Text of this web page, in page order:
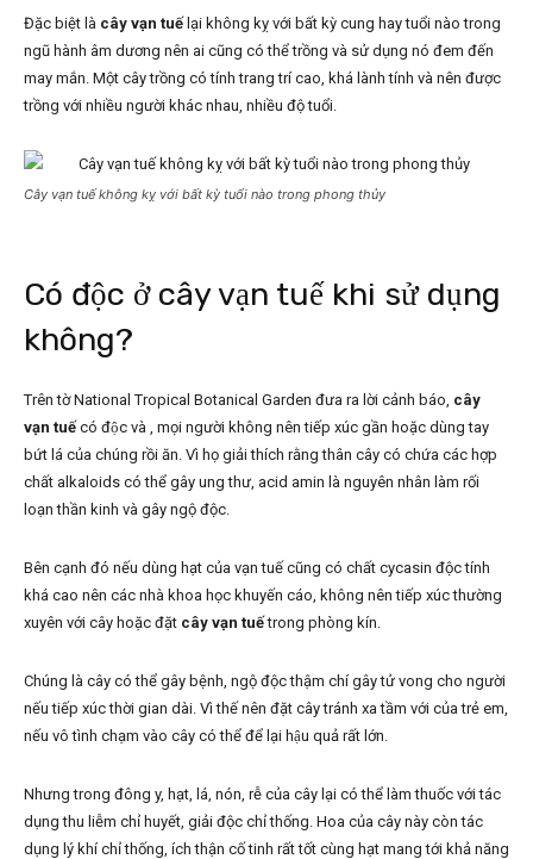
Đặc biệt là cây vạn tuếlại không kỵ với bất kỳ cung hay tuổi nào trong
ngũ hành âm dương nên ai cũng có thể trồng và sử dụng nó đem đến
may mắn. Một cây trồng có tính trang trí cao, khá lành tính và nên được
trồng với nhiều người khác nhau, nhiều độ tuổi.
Cây vạn tuế không kỵ với bất kỳ tuổi nào trong phong thủy
Có độc ở cây vạn tuế khi sử dụng
không?
Trên tờ National Tropical Botanical Garden đưa ra lời cảnh báo, cây
vạn tuếcó độc và , mọi người không nên tiếp xúc gần hoặc dùng tay
bứt lá của chúng rồi ăn. Vì họ giải thích rằng thân cây có chứa các hợp
chất alkaloids có thể gây ung thư, acid amin là nguyên nhân làm rối
loạn thần kinh và gây ngộ độc.
Bên cạnh đó nếu dùng hạt của vạn tuế cũng có chất cycasin độc tính
khá cao nên các nhà khoa học khuyến cáo, không nên tiếp xúc thường
xuyên với cây hoặc đặt cây vạn tuếtrong phòng kín.
Chúng là cây có thể gây bệnh, ngộ độc thậm chí gây tử vong cho người
nếu tiếp xúc thời gian dài. Vì thế nên đặt cây tránh xa tầm với của trẻ em,
nếu vô tình chạm vào cây có thể để lại hậu quả rất lớn.
Nhưng trong đông y, hạt, lá, nón, rễ của cây lại có thể làm thuốc với tác
dụng thu liễm chỉ huyết, giải độc chỉ thống. Hoa của cây này còn tác
dụng lý khí chỉ thống, ích thận cố tinh rất tốt cùng hạt mang tới khả năng